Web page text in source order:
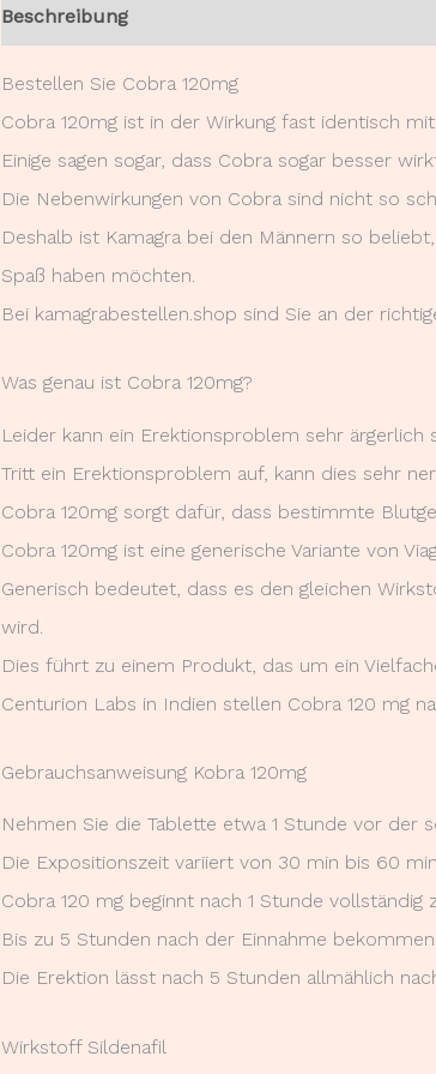
Beschreibung
Bestellen Sie Cobra 120mg
Cobra 120mg ist in der Wirkung fast identisch
Einige sagen sogar, dass Cobra sogar besser
Die Nebenwirkungen von Cobra sind nicht so
Deshalb ist Kamagra bei den Männern so
Spaß haben möchten.
Bei kamagrabestellen.shop sind Sie an der
Was genau ist Cobra 120mg?
Leider kann ein Erektionsproblem sehr ärgerlich
Tritt ein Erektionsproblem auf, kann dies sehr
Cobra 120mg sorgt dafür, dass bestimmte
Cobra 120mg ist eine generische Variante von
Generisch bedeutet, dass es den gleichen
wird.
Dies führt zu einem Produkt, das um ein
Centurion Labs in Indien stellen Cobra 120 mg
Gebrauchsanweisung Kobra 120mg
Nehmen Sie die Tablette etwa 1 Stunde vor der
Die Expositionszeit variiert von 30 min bis 60
Cobra 120 mg beginnt nach 1 Stunde
Bis zu 5 Stunden nach der Einnahme
Die Erektion lässt nach 5 Stunden allmählich
Wirkstoff Sildenafil